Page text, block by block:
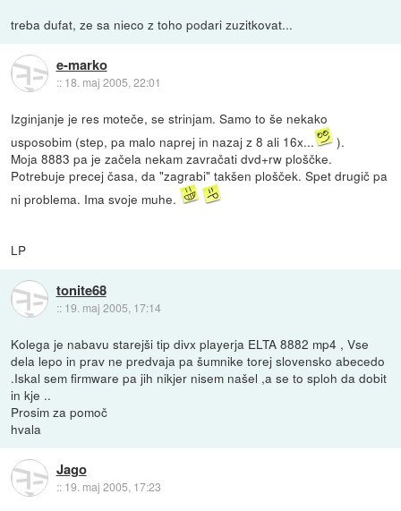
treba dufat, ze sa nieco z toho podari zuzitkovat...
e-marko
:: 18. maj 2005, 22:01
Izginjanje je res moteče, se strinjam. Samo to še nekako
usposobim (step, pa malo naprej in nazaj z 8 ali 16x...
).
Moja 8883 pa je začela nekam zavračati dvd+rw ploščke.
Potrebuje precej časa, da "zagrabi" takšen plošček. Spet drugič pa
ni problema. Ima svoje muhe.
LP
tonite68
:: 19. maj 2005, 17:14
Kolega je nabavu starejši tip divx playerja ELTA 8882 mp4 , Vse
dela lepo in prav ne predvaja pa šumnike torej slovensko abecedo
.Iskal sem firmware pa jih nikjer nisem našel ,a se to sploh da dobit
in kje ..
Prosim za pomoč
hvala
Jago
:: 19. maj 2005, 17:23